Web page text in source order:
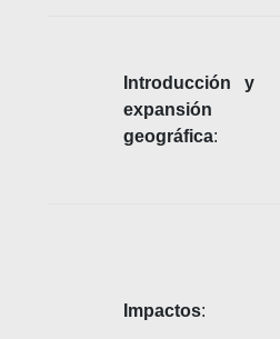
Introducción y
expansión
geográfica:
Impactos: